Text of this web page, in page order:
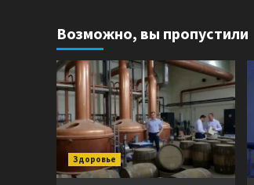
Возможно, вы пропустили
Здоровье